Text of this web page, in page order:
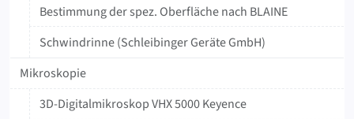
Bestimmung der spez. Oberfläche nach BLAINE
Schwindrinne (Schleibinger Geräte GmbH)
Mikroskopie
3D-Digitalmikroskop VHX 5000 Keyence